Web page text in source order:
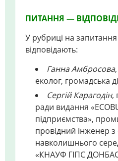
ПИТАННЯ —
У рубриці на запитання
відповідають:
Ганна Амбросова
еколог, громадська
Сергій Карагодін,
ради видання
підприємства»,
провідний інженер
навколишнього
«КНАУФ ГІПС